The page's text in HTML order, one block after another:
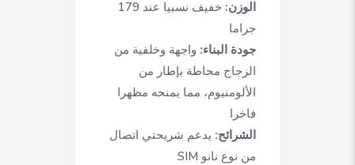
الوزن:
خفيف نسبيا عند 179
جراما
جودة البناء: واجهة وخلفية من
الزجاج محاطة بإطار من
الألومنيوم، مما يمنحه مظهرا
فاخرا
الشرائح: يدعم شريحتي اتصال
من نوع نانو SIM